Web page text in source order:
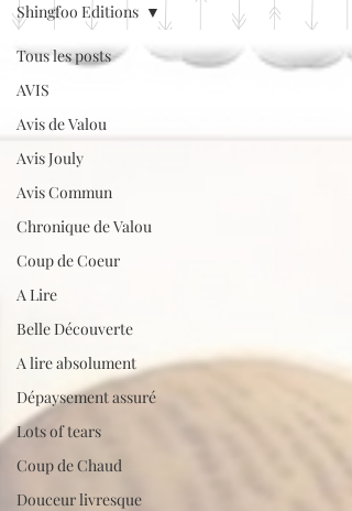
Tous les posts
AVIS
Avis de Valou
Avis Jouly
Avis Commun
Chronique de Valou
Coup de Coeur
A Lire
Belle Découverte
A lire absolument
Dépaysement assuré
Lots of tears
Coup de Chaud
Douceur livresque
Shingfoo Editions